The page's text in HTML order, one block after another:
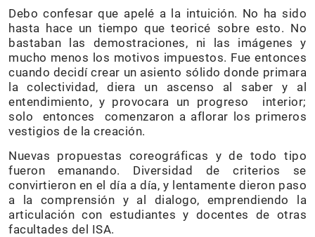
Debo confesar que apelé a la intuición. No ha sido
hasta hace un tiempo que teoricé sobre esto. No
bastaban las demostraciones, ni las imágenes y
mucho menos los motivos impuestos. Fue entonces
cuando decidí crear un asiento sólido donde primara
la colectividad, diera un ascenso al saber y al
entendimiento, y provocara un progreso interior;
solo entonces comenzaron a aflorar los primeros
vestigios de la creación.
Nuevas propuestas coreográficas y de todo tipo
fueron emanando. Diversidad de criterios se
convirtieron en el día a día, y lentamente dieron paso
a la comprensión y al dialogo, emprendiendo la
articulación con estudiantes y docentes de otras
facultades del ISA.